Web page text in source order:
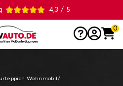
4,3 / 5
0
Wohnmobil /